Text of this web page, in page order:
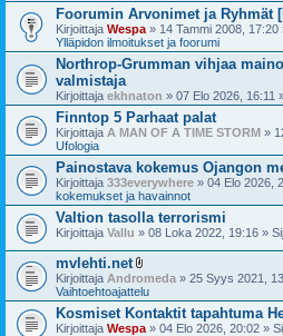
Foorumin Arvonimet ja Ryhmät
Kirjoittaja Wespa » 14 Tammi 2008, 17:20
Ylläpidon ilmoitukset ja foorumi
Northrop-Grumman vihjaa
valmistaja
Kirjoittaja ekhnaton » 07 Elo 2026, 16:11
Finntop 5 Parhaat palat
Kirjoittaja A MAN OF A TIME STORM »
Ufologia
Painostava kokemus Ojangon
Kirjoittaja 333everywhere » 04 Elo 2026,
kokemukset ja havainnot
Valtion tasolla terrorismi
Kirjoittaja Vallu » 08 Loka 2022, 19:16 »
mvlehti.net
l
i
i
t
t
Kirjoittaja Andromeda » 25 Syys 2021,
Vaihtoehtoajattelu
Kosmiset Kontaktit tapahtuma
Kirjoittaja Wespa » 04 Elo 2026, 20:02 »